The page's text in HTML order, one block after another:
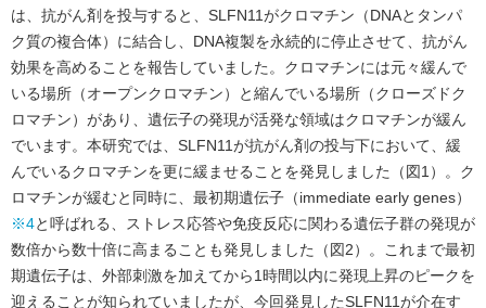
は、抗がん剤を投与すると、SLFN11がクロマチン（DNAとタンパ
ク質の複合体）に結合し、DNA複製を永続的に停止させて、抗がん
効果を高めることを報告していました。クロマチンには元々緩んで
いる場所（オープンクロマチン）と縮んでいる場所（クローズドク
ロマチン）があり、遺伝子の発現が活発な領域はクロマチンが緩ん
でいます。本研究では、SLFN11が抗がん剤の投与下において、緩
んでいるクロマチンを更に緩ませることを発見しました（図1）。ク
ロマチンが緩むと同時に、最初期遺伝子（immediate early genes）
※4と呼ばれる、ストレス応答や免疫反応に関わる遺伝子群の発現が
数倍から数十倍に高まることも発見しました（図2）。これまで最初
期遺伝子は、外部刺激を加えてから1時間以内に発現上昇のピークを
迎えることが知られていましたが、今回発見したSLFN11が介在す